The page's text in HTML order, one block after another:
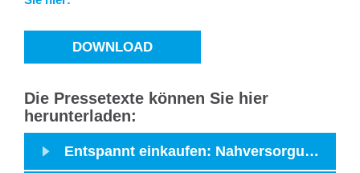
DOWNLOAD
Die Pressetexte können Sie hier
herunterladen:
Entspannt einkaufen: Nahversorgung mit dem Fahrrad